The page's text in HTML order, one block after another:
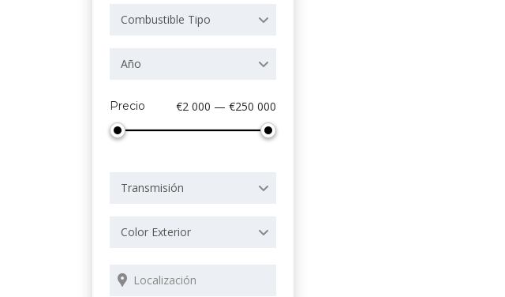
Combustible Tipo
Año
Precio €2 000 — €250 000
Transmisión
Color Exterior